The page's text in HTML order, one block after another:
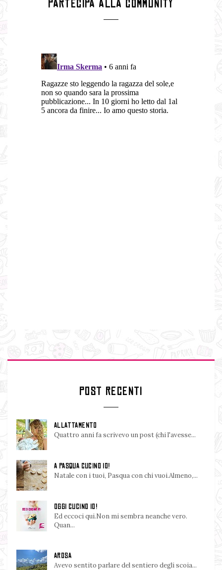
PARTECIPA ALLA COMMUNITY
POST RECENTI
ALLATTAMENTO
Quattro anni fa scrivevo un post (chi l'avesse...
A PASQUA CUCINO IO!
Natale con i tuoi, Pasqua con chi vuoi.Almeno,...
OGGI CUCINO IO!
Ed eccoci qui.Non mi sembra neanche vero.
Quan...
AROSA
Avevo sentito parlare del sentiero degli scoia...